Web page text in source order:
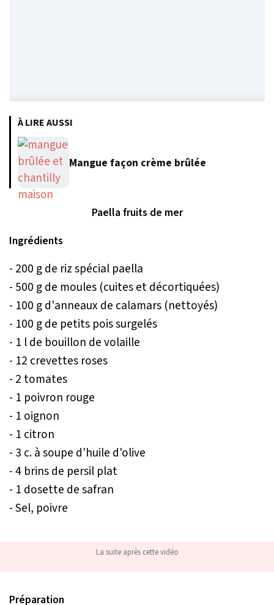
À LIRE AUSSI
Mangue façon crème brûlée
Paella fruits de mer
Ingrédients
- 200 g de riz spécial paella
- 500 g de moules (cuites et décortiquées)
- 100 g d'anneaux de calamars (nettoyés)
- 100 g de petits pois surgelés
- 1 l de bouillon de volaille
- 12 crevettes roses
- 2 tomates
- 1 poivron rouge
- 1 oignon
- 1 citron
- 3 c. à soupe d'huile d'olive
- 4 brins de persil plat
- 1 dosette de safran
- Sel, poivre
La suite après cette vidéo
Préparation